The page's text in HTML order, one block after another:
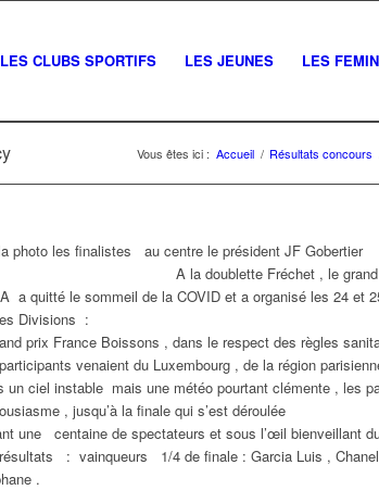
LES CLUBS SPORTIFS LES JEUNES LES
Vous êtes ici : Accueil / Résultats concours
photo les finalistes au centre le président JF Gobertier
doublette Fréchet , le grand prix
a quitté le sommeil de la COVID et a organisé les 24 et
Divisions :
prix France Boissons , dans le respect des règles
venaient du Luxembourg , de la région
un ciel instable mais une météo pourtant clémente , les
, jusqu’à la finale qui s’est déroulée
une centaine de spectateurs et sous l’œil bienveillant
: vainqueurs 1/4 de finale : Garcia Luis ,
.